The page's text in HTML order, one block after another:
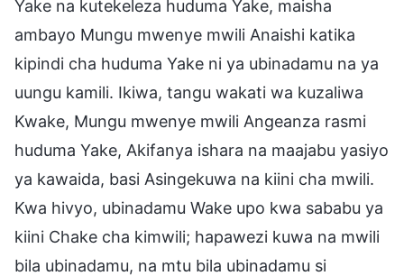
Yake na kutekeleza huduma Yake, maisha
ambayo Mungu mwenye mwili Anaishi katika
kipindi cha huduma Yake ni ya ubinadamu na ya
uungu kamili. Ikiwa, tangu wakati wa kuzaliwa
Kwake, Mungu mwenye mwili Angeanza rasmi
huduma Yake, Akifanya ishara na maajabu yasiyo
ya kawaida, basi Asingekuwa na kiini cha mwili.
Kwa hivyo, ubinadamu Wake upo kwa sababu ya
kiini Chake cha kimwili; hapawezi kuwa na mwili
bila ubinadamu, na mtu bila ubinadamu si